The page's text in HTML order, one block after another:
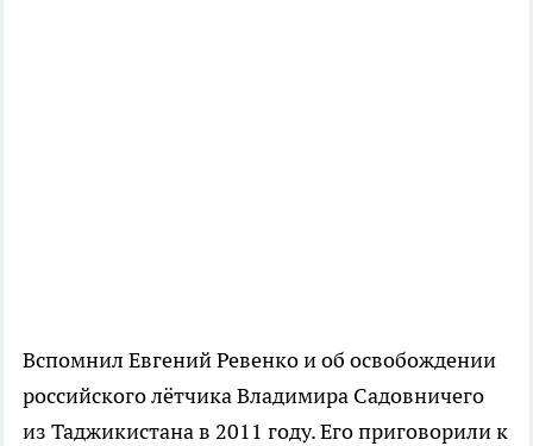
Вспомнил Евгений Ревенко и об освобождении
российского лётчика Владимира Садовничего
из Таджикистана в 2011 году. Его приговорили к